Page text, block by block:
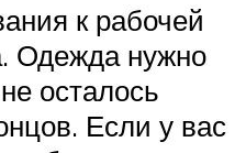
к рабочей
Одежда нужно
осталось
Если у вас